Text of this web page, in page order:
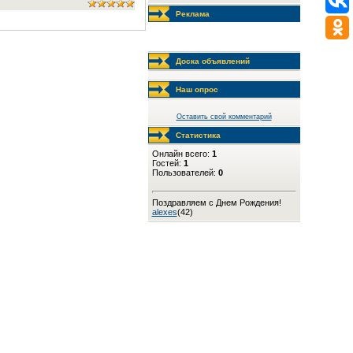
Реклама
Доска объявлений
Наш опрос
Оставить свой комментарий
Статистика
Онлайн всего: 1
Гостей: 1
Пользователей: 0
Поздравляем с Днем Рождения!
alexes(42)